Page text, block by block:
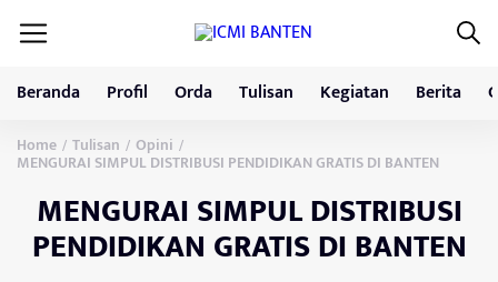
Beranda Profil Orda Tulisan Kegiatan Berita
Home / Tulisan / Opini /
MENGURAI SIMPUL DISTRIBUSI PENDIDIKAN GRATIS DI BANTEN
MENGURAI SIMPUL DISTRIBUSI
PENDIDIKAN GRATIS DI BANTEN